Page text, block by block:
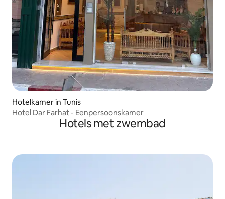
Hotelkamer in Tunis
Hotel Dar Farhat - Eenpersoonskamer
Hotels met zwembad